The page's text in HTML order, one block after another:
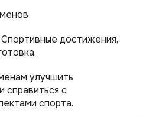
достижения,
улучшить
справиться с
спорта.